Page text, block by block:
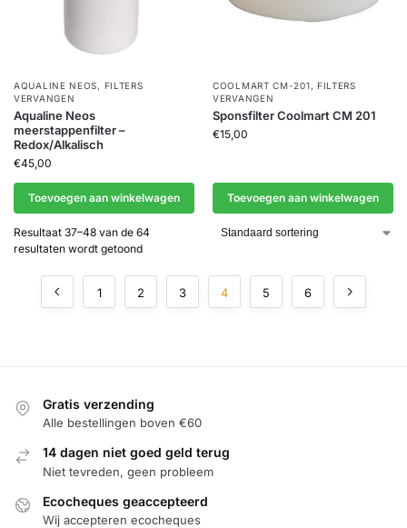
AQUALINE NEOS, FILTERS
VERVANGEN
Aqualine Neos
meerstappenfilter –
Redox/Alkalisch
€45,00
Toevoegen aan winkelwagen
COOLMART CM-201, FILTERS
VERVANGEN
Sponsfilter Coolmart CM 201
€15,00
Toevoegen aan winkelwagen
Resultaat 37–48 van de 64
resultaten wordt getoond
1 2 3 4 5 6
Gratis verzending
Alle bestellingen boven €60
14 dagen niet goed geld terug
Niet tevreden, geen probleem
Ecocheques geaccepteerd
Wij accepteren ecocheques